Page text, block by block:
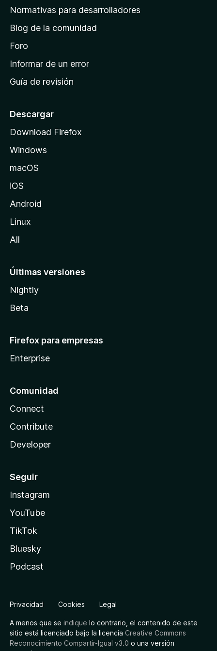
a
e
i
n
c
o
e
M
i
l
Normativas para desarrolladores
Blog de la comunidad
Foro
Informar de un error
Guía de revisión
Descargar
Download Firefox
Windows
macOS
iOS
Android
Linux
All
Últimas versiones
Nightly
Beta
Firefox para empresas
Enterprise
Comunidad
Connect
Contribute
Developer
Seguir
Instagram
YouTube
TikTok
Bluesky
Podcast
Privacidad Cookies Legal
A menos que se indique lo contrario, el contenido de este
sitio está licenciado bajo la licencia Creative Commons
Reconocimiento Compartir-Igual v3.0 o una versión